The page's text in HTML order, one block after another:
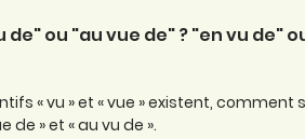
de" ou "au vue de" ? "en vu de"
« vu » et « vue » existent, comment
de » et « au vu de ».